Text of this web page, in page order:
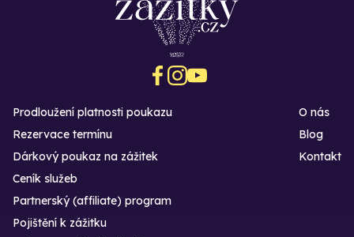
Prodloužení platnosti poukazu
Rezervace termínu
Dárkový poukaz na zážitek
O nás
Blog
Kontakt
Ceník služeb
Partnerský (affiliate) program
Pojištění k zážitku